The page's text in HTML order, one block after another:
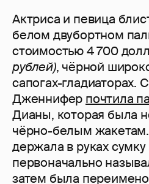
Актриса и певица
белом двубортном
стоимостью 4 700
рублей), чёрной
сапогах-гладиаторах.
Дженнифер почтила
Дианы, которая была
чёрно-белым
держала в руках сумку
первоначально
затем была